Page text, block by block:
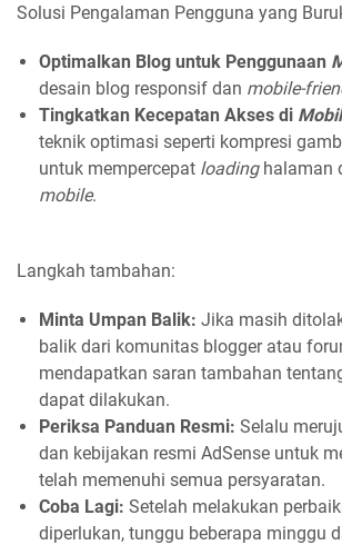
Solusi Pengalaman Pengguna yang
Optimalkan Blog untuk Penggunaan
desain blog responsif dan mobile-
Tingkatkan Kecepatan Akses di
teknik optimasi seperti kompresi
untuk mempercepat loadinghalaman
mobile.
Langkah tambahan:
Minta Umpan Balik: Jika masih
balik dari komunitas blogger atau
mendapatkan saran tambahan
dapat dilakukan.
Periksa Panduan Resmi: Selalu
dan kebijakan resmi AdSense untuk
telah memenuhi semua persyaratan.
Coba Lagi: Setelah melakukan
diperlukan, tunggu beberapa minggu